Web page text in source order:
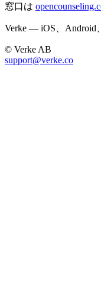
窓口は
Verke — iOS、Android
© Verke AB
support@verke.co